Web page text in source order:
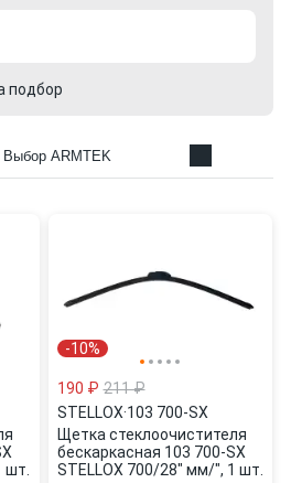
подбор
Выбор ARMTEK
шт.
-10%
190 ₽ 211 ₽
STELLOX·103 700-SX
Щетка стеклоочистителя
бескаркасная 103 700-SX
STELLOX 700/28" мм/", 1 шт.